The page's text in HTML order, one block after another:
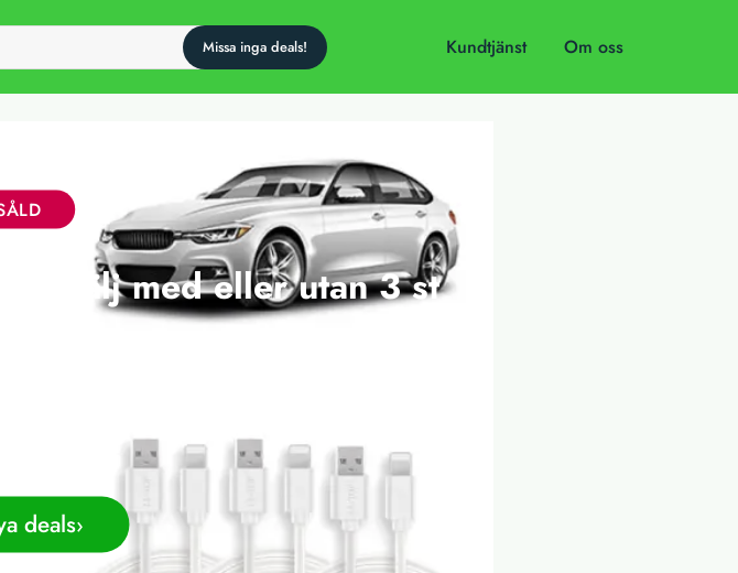
Kundtjänst Om oss
- välj med eller utan 3 st
vi släpper nya deals varje dag!
deals